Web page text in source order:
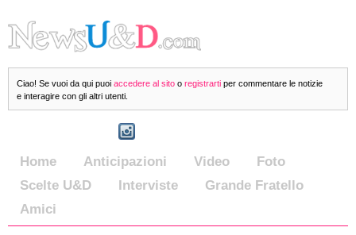
Ciao! Se vuoi da qui puoi accedere al sito o registrarti per commentare le notizie
e interagire con gli altri utenti.
Home Anticipazioni Video
Foto
Scelte U&D
Interviste
Grande Fratello
Amici